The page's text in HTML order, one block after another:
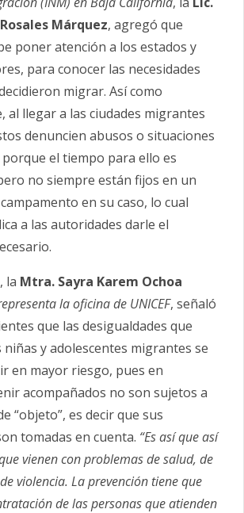
Márquez, agregó que
poner atención a los estados y
para conocer las necesidades
migrar. Así como
al llegar a las ciudades migrantes
denuncien abusos o situaciones
el tiempo para ello es
no siempre están fijos en un
en su caso, lo cual
a las autoridades darle el
la Mtra. Sayra Karem Ochoa
la oficina de UNICEF, señaló
que las desigualdades que
y adolescentes migrantes se
en mayor riesgo, pues en
acompañados no son sujetos a
“objeto”, es decir que sus
tomadas en cuenta. “Es así que así
vienen con problemas de salud, de
violencia. La prevención tiene que
de las personas que atienden